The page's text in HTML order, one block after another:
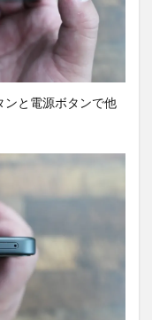
ンと電源ボタンで他